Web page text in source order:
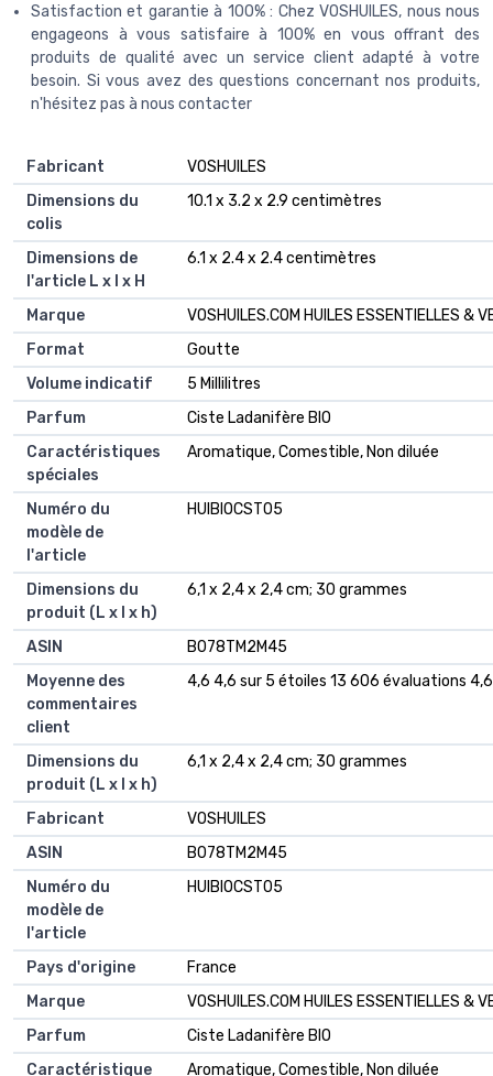
Satisfaction et garantie à 100% : Chez VOSHUILES, nous nous
engageons à vous satisfaire à 100% en vous offrant des
produits de qualité avec un service client adapté à votre
besoin. Si vous avez des questions concernant nos produits,
n'hésitez pas à nous contacter
Fabricant
‎VOSHUILES
Dimensions du
colis
‎10.1 x 3.2 x 2.9 centimètres
Dimensions de
l'article L x l x H
‎6.1 x 2.4 x 2.4 centimètres
Marque
‎VOSHUILES.COM HUILES ESSENTIELLES &
Format
‎Goutte
Volume indicatif
‎5 Millilitres
Parfum
‎Ciste Ladanifère BIO
Caractéristiques
spéciales
‎Aromatique, Comestible, Non diluée
Numéro du
modèle de
l'article
‎HUIBIOCST05
Dimensions du
produit (L x l x h)
‎6,1 x 2,4 x 2,4 cm; 30 grammes
ASIN
‎B078TM2M45
Moyenne des
commentaires
client
4,6 4,6 sur 5 étoiles 13 606 évaluations
Dimensions du
produit (L x l x h)
6,1 x 2,4 x 2,4 cm; 30 grammes
Fabricant
VOSHUILES
ASIN
B078TM2M45
Numéro du
modèle de
l'article
HUIBIOCST05
Pays d'origine
France
Marque
VOSHUILES.COM HUILES ESSENTIELLES &
Parfum
Ciste Ladanifère BIO
Caractéristique
Aromatique, Comestible, Non diluée